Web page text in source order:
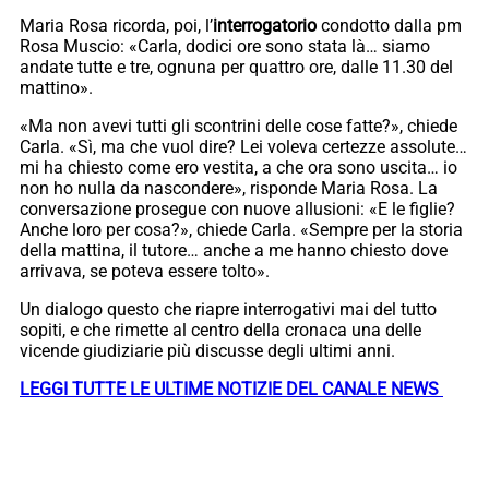
Maria Rosa ricorda, poi, l’interrogatorio condotto dalla pm
Rosa Muscio: «Carla, dodici ore sono stata là… siamo
andate tutte e tre, ognuna per quattro ore, dalle 11.30 del
mattino».
«Ma non avevi tutti gli scontrini delle cose fatte?», chiede
Carla. «Sì, ma che vuol dire? Lei voleva certezze assolute…
mi ha chiesto come ero vestita, a che ora sono uscita… io
non ho nulla da nascondere», risponde Maria Rosa. La
conversazione prosegue con nuove allusioni: «E le figlie?
Anche loro per cosa?», chiede Carla. «Sempre per la storia
della mattina, il tutore… anche a me hanno chiesto dove
arrivava, se poteva essere tolto».
Un dialogo questo che riapre interrogativi mai del tutto
sopiti, e che rimette al centro della cronaca una delle
vicende giudiziarie più discusse degli ultimi anni.
LEGGI TUTTE LE ULTIME NOTIZIE DEL CANALE NEWS